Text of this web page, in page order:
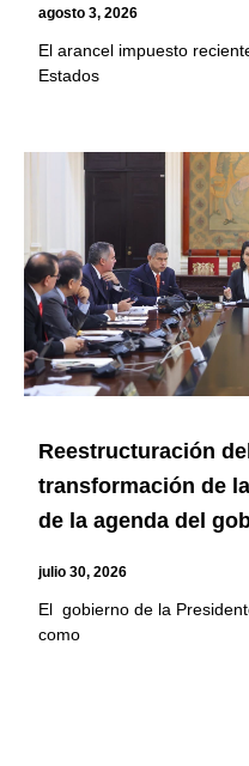
agosto 3, 2026
El arancel impuesto
Estados
Reestructuración
transformación de
de la agenda del
julio 30, 2026
El gobierno de la
como